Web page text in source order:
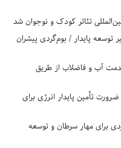
تئاتر کودک و نوجوان شد
پایدار / بوم‌گردی پیشران
پیشتاز شد؛ ارائه تمامی ۲۲ خدمت آب و فاضلاب از طریق
تأمین پایدار انرژی برای
برای مهار سرطان و توسعه